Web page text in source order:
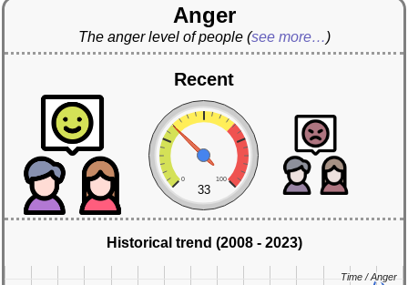
Anger
The anger level of people (see more…)
Recent
0 100
33
Historical trend (2008 - 2023)
Time / Anger
Time / Anger